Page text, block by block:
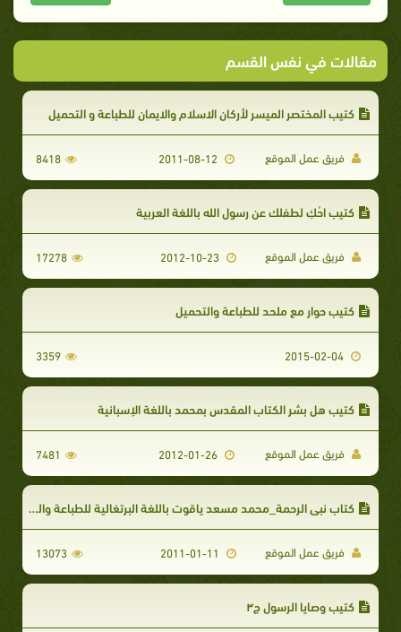
مقالات في نفس القسم
كتيب المختصر الميسر لأركان الاسلام والايمان للطباعة و التحميل
فريق عمل الموقع 8418
كتيب احْكِ لطفلك عن رسول الله باللغة العربية
فريق عمل الموقع 17278
كتيب حوار مع ملحد للطباعة والتحميل
3359
كتيب هل بشر الكتاب المقدس بمحمد باللغة الإسبانية
فريق عمل الموقع 7481
كتاب نبي الرحمة_محمد مسعد ياقوت باللغة البرتغالية للطباعة والتحميل
فريق عمل الموقع 13073
كتيب وصايا الرسول ج۳